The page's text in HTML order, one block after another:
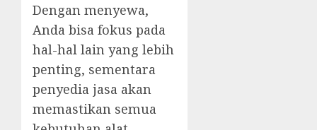
Dengan menyewa,
Anda bisa fokus pada
hal-hal lain yang lebih
penting, sementara
penyedia jasa akan
memastikan semua